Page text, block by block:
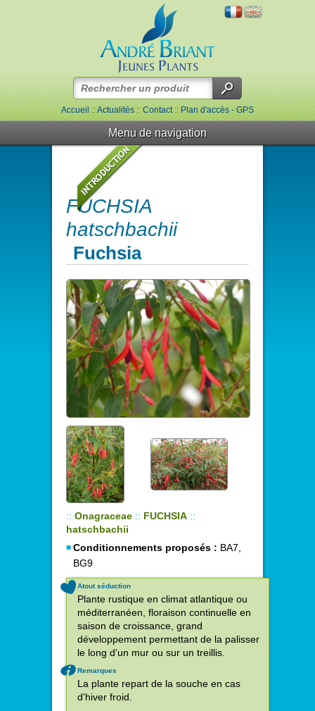
Accueil::Actualités::Contact::Plan d'accès - GPS
Menu de navigation
FUCHSIA
hatschbachii
Fuchsia
:: Onagraceae :: FUCHSIA ::
hatschbachii
Conditionnements proposés : BA7,
BG9
Atout séduction
Plante rustique en climat atlantique ou
méditerranéen, floraison continuelle en
saison de croissance, grand
développement permettant de la palisser
le long d'un mur ou sur un treillis.
Remarques
La plante repart de la souche en cas
d'hiver froid.